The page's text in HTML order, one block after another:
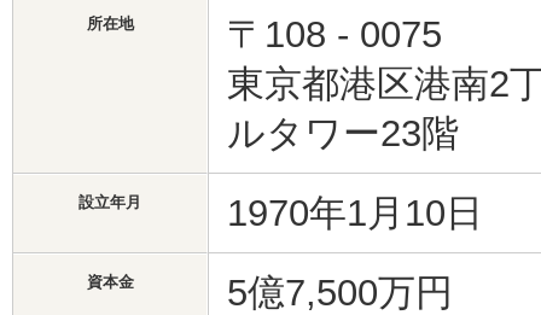
所在地
〒108 - 0075
東京都港区港南2
ルタワー23階
設立年月 1970年1月10日
資本金 5億7,500万円